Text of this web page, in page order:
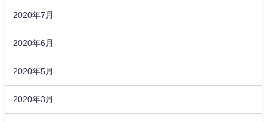
2020年7月
2020年6月
2020年5月
2020年3月